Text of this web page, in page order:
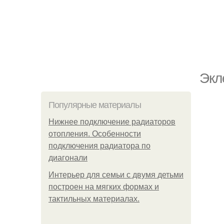
Популярные материалы
Нижнее подключение радиаторов
отопления. Особенности
подключения радиатора по
диагонали
Интерьер для семьи с двумя детьми
построен на мягких формах и
тактильных материалах.